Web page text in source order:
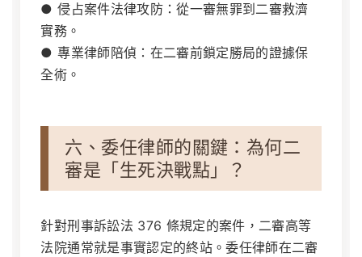
● 侵占案件法律攻防：從一審無罪到二審救濟
實務。
● 專業律師陪偵：在二審前鎖定勝局的證據保
全術。
六、委任律師的關鍵：為何二
審是「生死決戰點」？
針對刑事訴訟法 376 條規定的案件，二審高等
法院通常就是事實認定的終站。委任律師在二審